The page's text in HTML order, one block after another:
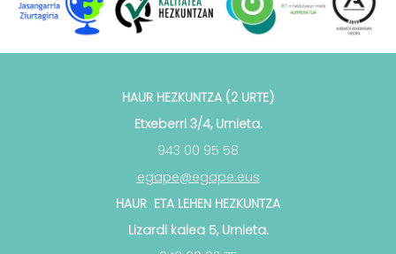
HAUR HEZKUNTZA (2 URTE)
Etxeberri 3/4, Urnieta.
943 00 95 58
egape@egape.eus
HAUR ETA LEHEN HEZKUNTZA
Lizardi kalea 5, Urnieta.